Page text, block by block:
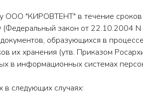
ООО "КИРОВТЕНТ" в течение сроков
(Федеральный закон от 22.10.2004
образующихся в
их хранения (утв. Приказом
в информационных системах
следующих случаях: